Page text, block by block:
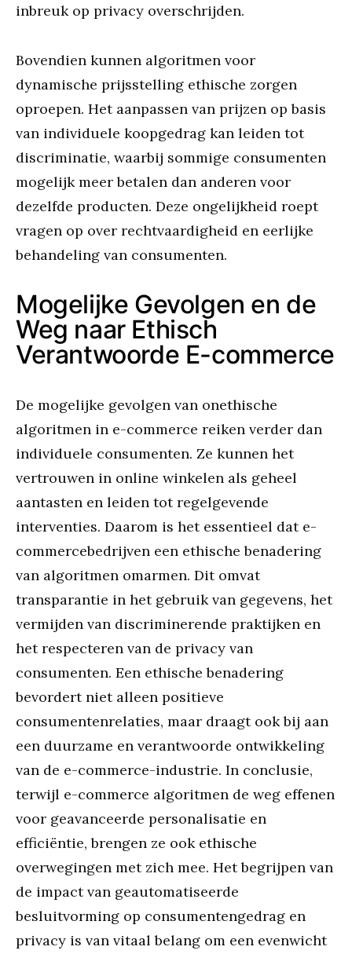
inbreuk op privacy overschrijden.
Bovendien kunnen algoritmen voor
dynamische prijsstelling ethische zorgen
oproepen. Het aanpassen van prijzen op basis
van individuele koopgedrag kan leiden tot
discriminatie, waarbij sommige consumenten
mogelijk meer betalen dan anderen voor
dezelfde producten. Deze ongelijkheid roept
vragen op over rechtvaardigheid en eerlijke
behandeling van consumenten.
Mogelijke Gevolgen en de
Weg naar Ethisch
Verantwoorde E-commerce
De mogelijke gevolgen van onethische
algoritmen in e-commerce reiken verder dan
individuele consumenten. Ze kunnen het
vertrouwen in online winkelen als geheel
aantasten en leiden tot regelgevende
interventies. Daarom is het essentieel dat e-
commercebedrijven een ethische benadering
van algoritmen omarmen. Dit omvat
transparantie in het gebruik van gegevens, het
vermijden van discriminerende praktijken en
het respecteren van de privacy van
consumenten. Een ethische benadering
bevordert niet alleen positieve
consumentenrelaties, maar draagt ook bij aan
een duurzame en verantwoorde ontwikkeling
van de e-commerce-industrie. In conclusie,
terwijl e-commerce algoritmen de weg effenen
voor geavanceerde personalisatie en
efficiëntie, brengen ze ook ethische
overwegingen met zich mee. Het begrijpen van
de impact van geautomatiseerde
besluitvorming op consumentengedrag en
privacy is van vitaal belang om een evenwicht